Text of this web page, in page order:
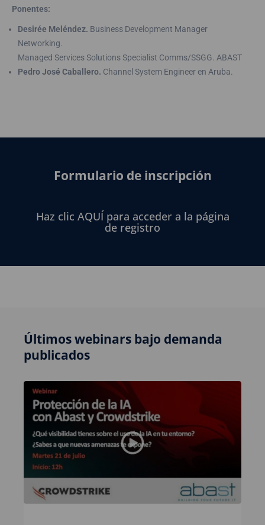
Ponentes:
Desirée Meléndez. Business Development Manager
Networking.
Managed Services Solutions Specialist Comms/SSGG. ABAST
Pedro José Caballero. Channel System Engineer en Aruba.
Formulario de inscripción
Haz clic AQUÍ para acceder a la página
de registro
Últimos webinars bajo demanda
publicados